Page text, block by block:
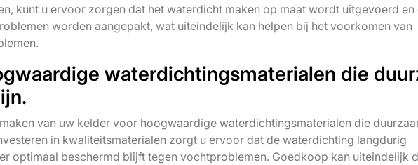
kunt u ervoor zorgen dat het waterdicht maken op maat wordt uitgevoerd en
worden aangepakt, wat uiteindelijk kan helpen bij het voorkomen van
waterdichtingsmaterialen die
van uw kelder voor hoogwaardige waterdichtingsmaterialen die
in kwaliteitsmaterialen zorgt u ervoor dat de waterdichting langdurig
optimaal beschermd blijft tegen vochtproblemen. Goedkoop kan uiteindelijk